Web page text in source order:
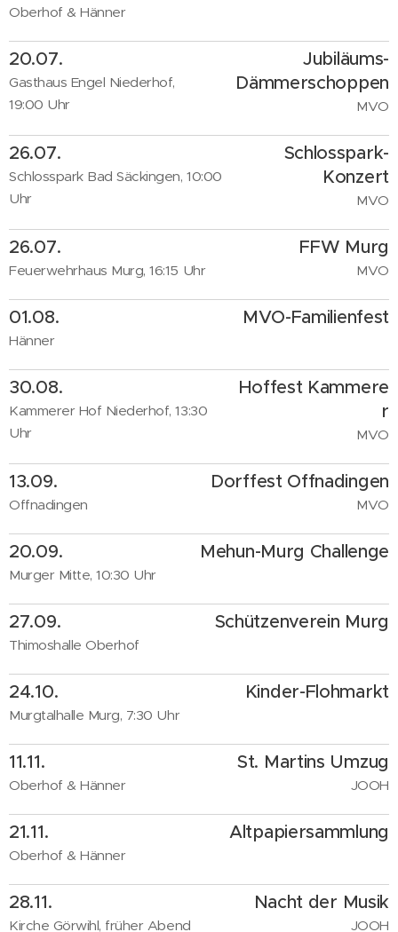
Oberhof & Hänner
20.07.
Gasthaus Engel Niederhof,
19:00 Uhr
Jubiläums-
Dämmerschoppen
MVO
26.07.
Schlosspark Bad Säckingen, 10:00
Uhr
Schlosspark-
Konzert
MVO
26.07.
Feuerwehrhaus Murg, 16:15 Uhr
FFW Murg
MVO
01.08.
Hänner
MVO-Familienfest
30.08.
Kammerer Hof Niederhof, 13:30
Uhr
Hoffest Kammere
r
MVO
13.09.
Offnadingen
Dorffest Offnadingen
MVO
20.09.
Murger Mitte, 10:30 Uhr
Mehun-Murg Challenge
27.09.
Thimoshalle Oberhof
Schützenverein Murg
24.10.
Murgtalhalle Murg, 7:30 Uhr
Kinder-Flohmarkt
11.11.
Oberhof & Hänner
St. Martins Umzug
JOOH
21.11.
Oberhof & Hänner
Altpapiersammlung
28.11.
Kirche Görwihl, früher Abend
Nacht der Musik
JOOH